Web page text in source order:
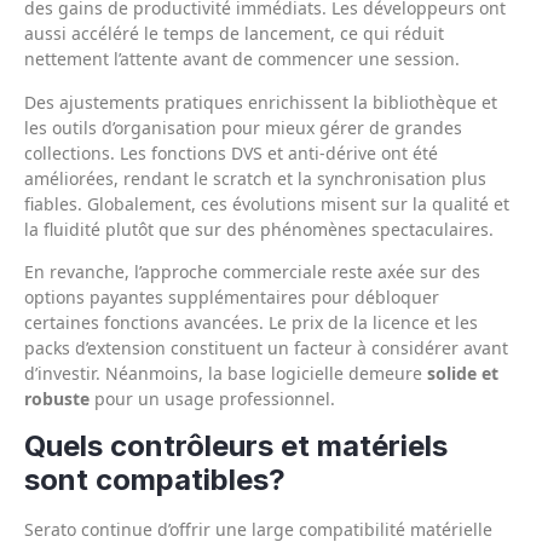
des gains de productivité immédiats. Les développeurs ont
aussi accéléré le temps de lancement, ce qui réduit
nettement l’attente avant de commencer une session.
Des ajustements pratiques enrichissent la bibliothèque et
les outils d’organisation pour mieux gérer de grandes
collections. Les fonctions DVS et anti-dérive ont été
améliorées, rendant le scratch et la synchronisation plus
fiables. Globalement, ces évolutions misent sur la qualité et
la fluidité plutôt que sur des phénomènes spectaculaires.
En revanche, l’approche commerciale reste axée sur des
options payantes supplémentaires pour débloquer
certaines fonctions avancées. Le prix de la licence et les
packs d’extension constituent un facteur à considérer avant
d’investir. Néanmoins, la base logicielle demeure solide et
robuste pour un usage professionnel.
Quels contrôleurs et matériels
sont compatibles?
Serato continue d’offrir une large compatibilité matérielle